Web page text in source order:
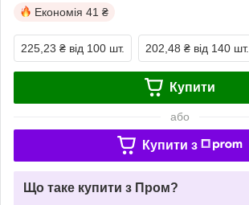
Економія 41 ₴
225,23 ₴ від 100 шт. 202,48 ₴ від 140 шт.
Купити
або
Купити з
Що таке купити з Пром?